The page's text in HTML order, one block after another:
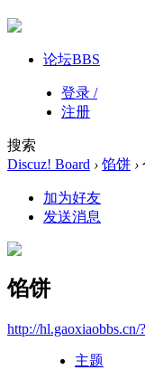
论坛BBS
登录 /
注册
搜索
Discuz! Board › 馅饼 ›
加为好友
发送消息
馅饼
http://hl.gaoxiaobbs.cn/
主题